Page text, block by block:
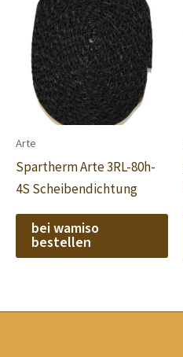
Arte
Spartherm Arte 3RL-80h-
4S Scheibendichtung
bei wamiso
bestellen